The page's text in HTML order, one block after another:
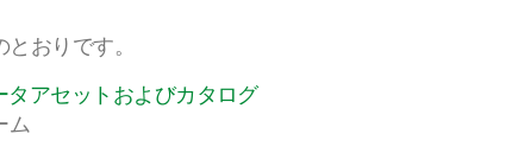
おりです。
タアセットおよびカタログ
ム